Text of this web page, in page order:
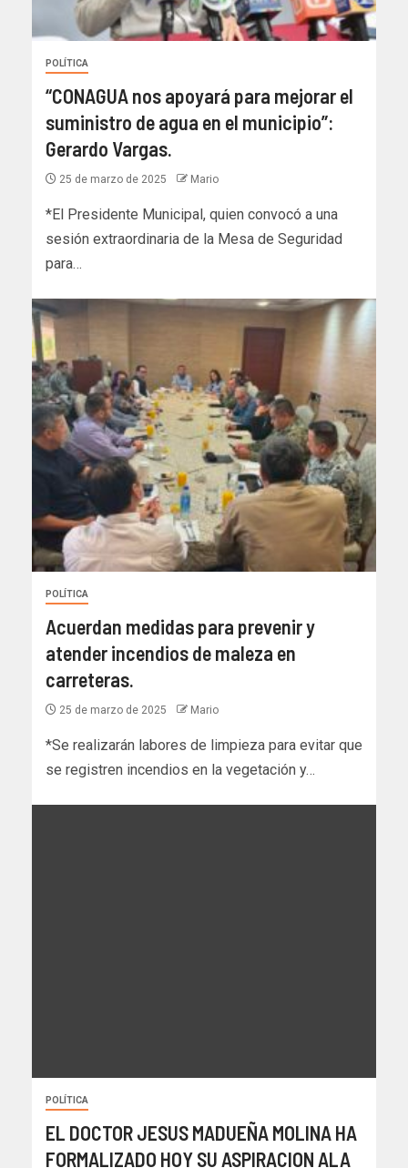
POLÍTICA
“CONAGUA nos apoyará para mejorar el
suministro de agua en el municipio”:
Gerardo Vargas.
25 de marzo de 2025 Mario
*El Presidente Municipal, quien convocó a una
sesión extraordinaria de la Mesa de Seguridad
para…
POLÍTICA
Acuerdan medidas para prevenir y
atender incendios de maleza en
carreteras.
25 de marzo de 2025 Mario
*Se realizarán labores de limpieza para evitar que
se registren incendios en la vegetación y…
POLÍTICA
EL DOCTOR JESUS MADUEÑA MOLINA HA
FORMALIZADO HOY SU ASPIRACION ALA